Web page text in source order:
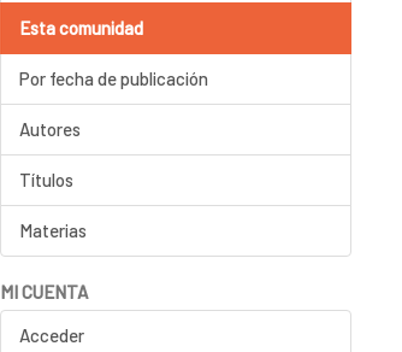
Esta comunidad
Por fecha de publicación
Autores
Títulos
Materias
MI CUENTA
Acceder